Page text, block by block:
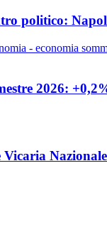
politico:
2026:
Vicaria